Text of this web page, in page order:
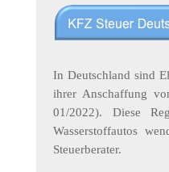
In Deutschland sind
ihrer Anschaffung
01/2022). Diese
Wasserstoffautos
Steuerberater.